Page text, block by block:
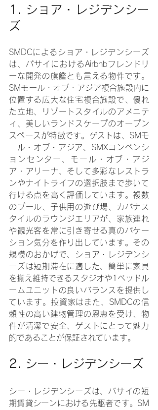
1. ショア・レジデンシー
ズ
SMDCによるショア・レジデンシーズ
は、パサイにおけるAirbnbフレンドリ
ーな開発の旗艦とも言える物件です。
SMモール・オブ・アジア複合施設内に
位置する広大な住宅複合施設で、優れ
た立地、リゾートスタイルのアメニテ
ィ、美しいランドスケープのオープン
スペースが特徴です。ゲストは、SMモ
ール・オブ・アジア、SMXコンベンシ
ョンセンター、モール・オブ・アジ
ア・アリーナ、そして多彩なレストラ
ンやナイトライフの選択肢まで歩いて
行ける点を高く評価しています。複数
のプール、子供用の遊び場、カバナス
タイルのラウンジエリアが、家族連れ
や観光客を常に引き寄せる真のバケー
ション気分を作り出しています。その
規模のおかげで、ショア・レジデンシ
ーズは短期滞在に適した、簡単に家具
を揃え維持できるスタジオや1ベッドル
ームユニットの良いバランスを提供し
ています。投資家はまた、SMDCの信
頼性の高い建物管理の恩恵を受け、物
件が清潔で安全、ゲストにとって魅力
的であることが保証されています。
2. シー・レジデンシーズ
シー・レジデンシーズは、パサイの短
期賃貸シーンにおける先駆者です。SM